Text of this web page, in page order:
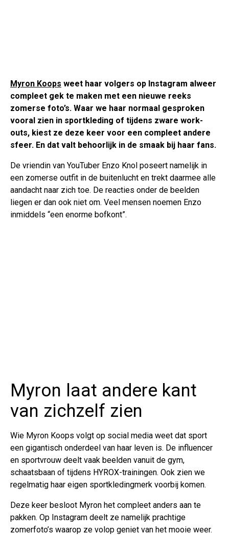
Myron Koops weet haar volgers op Instagram alweer
compleet gek te maken met een nieuwe reeks
zomerse foto’s. Waar we haar normaal gesproken
vooral zien in sportkleding of tijdens zware work-
outs, kiest ze deze keer voor een compleet andere
sfeer. En dat valt behoorlijk in de smaak bij haar fans.
De vriendin van YouTuber Enzo Knol poseert namelijk in
een zomerse outfit in de buitenlucht en trekt daarmee alle
aandacht naar zich toe. De reacties onder de beelden
liegen er dan ook niet om. Veel mensen noemen Enzo
inmiddels “een enorme bofkont”.
Myron laat andere kant
van zichzelf zien
Wie Myron Koops volgt op social media weet dat sport
een gigantisch onderdeel van haar leven is. De influencer
en sportvrouw deelt vaak beelden vanuit de gym,
schaatsbaan of tijdens HYROX-trainingen. Ook zien we
regelmatig haar eigen sportkledingmerk voorbij komen.
Deze keer besloot Myron het compleet anders aan te
pakken. Op Instagram deelt ze namelijk prachtige
zomerfoto’s waarop ze volop geniet van het mooie weer.